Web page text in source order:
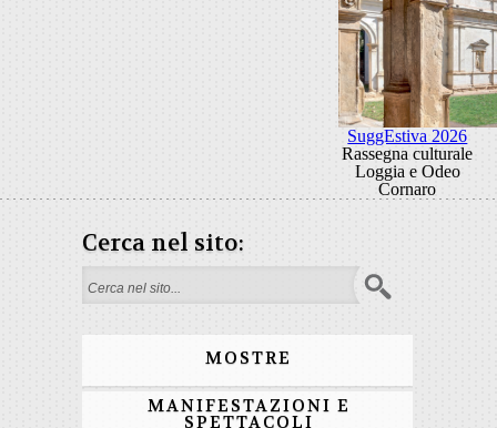
SuggEstiva 2026
Rassegna culturale
Loggia e Odeo
Cornaro
Cerca nel sito:
Form di ricerca
MOSTRE
MANIFESTAZIONI E
SPETTACOLI